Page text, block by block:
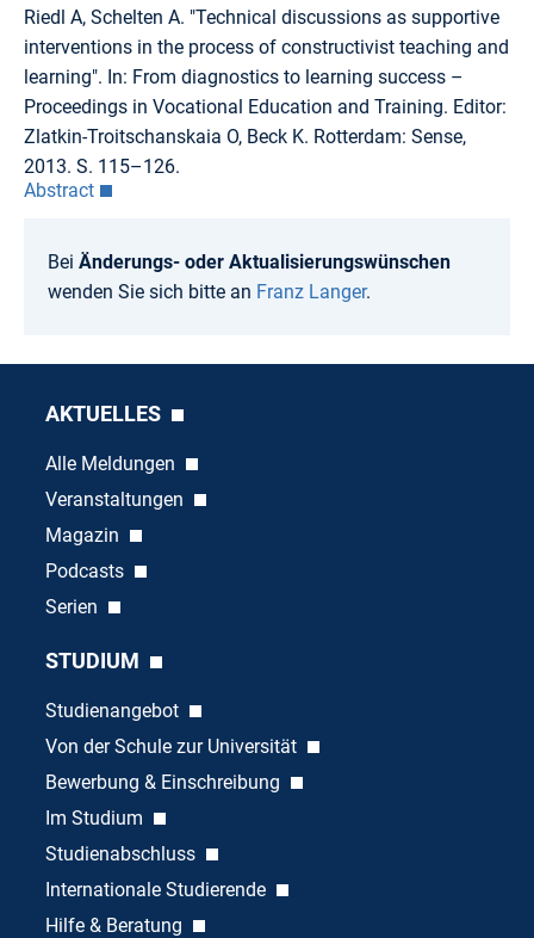
Riedl A, Schelten A. "Technical discussions as supportive
interventions in the process of constructivist teaching and
learning". In: From diagnostics to learning success –
Proceedings in Vocational Education and Training. Editor:
Zlatkin-Troitschanskaia O, Beck K. Rotterdam: Sense,
2013. S. 115–126.
Abstract
Bei Änderungs- oder Aktualisierungswünschen
wenden Sie sich bitte an Franz Langer.
AKTUELLES
Alle Meldungen
Veranstaltungen
Magazin
Podcasts
Serien
STUDIUM
Studienangebot
Von der Schule zur Universität
Bewerbung & Einschreibung
Im Studium
Studienabschluss
Internationale Studierende
Hilfe & Beratung